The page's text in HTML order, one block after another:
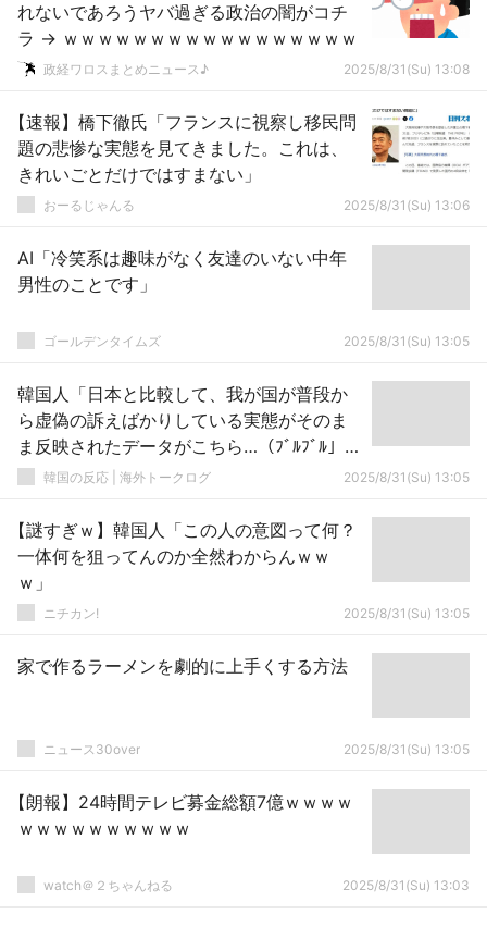
れないであろうヤバ過ぎる政治の闇がコチ
ラ → ｗｗｗｗｗｗｗｗｗｗｗｗｗｗｗｗｗ
政経ワロスまとめニュース♪ 2025/8/31(Su) 13:08
【速報】橋下徹氏「フランスに視察し移民問
題の悲惨な実態を見てきました。これは、
きれいごとだけではすまない」
おーるじゃんる 2025/8/31(Su) 13:06
AI「冷笑系は趣味がなく友達のいない中年
男性のことです」
ゴールデンタイムズ 2025/8/31(Su) 13:05
韓国人「日本と比較して、我が国が普段か
ら虚偽の訴えばかりしている実態がそのま
ま反映されたデータがこちら…（ﾌﾞﾙﾌﾞﾙ」＝
韓国の反応
韓国の反応 | 海外トークログ 2025/8/31(Su) 13:05
【謎すぎｗ】韓国人「この人の意図って何？
一体何を狙ってんのか全然わからんｗｗ
ｗ」
ニチカン! 2025/8/31(Su) 13:05
家で作るラーメンを劇的に上手くする方法
ニュース30over 2025/8/31(Su) 13:05
【朗報】24時間テレビ募金総額7億ｗｗｗｗ
ｗｗｗｗｗｗｗｗｗｗ
watch＠２ちゃんねる 2025/8/31(Su) 13:03